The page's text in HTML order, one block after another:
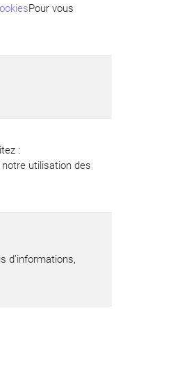
Pour vous
:
utilisation des
d’informations,